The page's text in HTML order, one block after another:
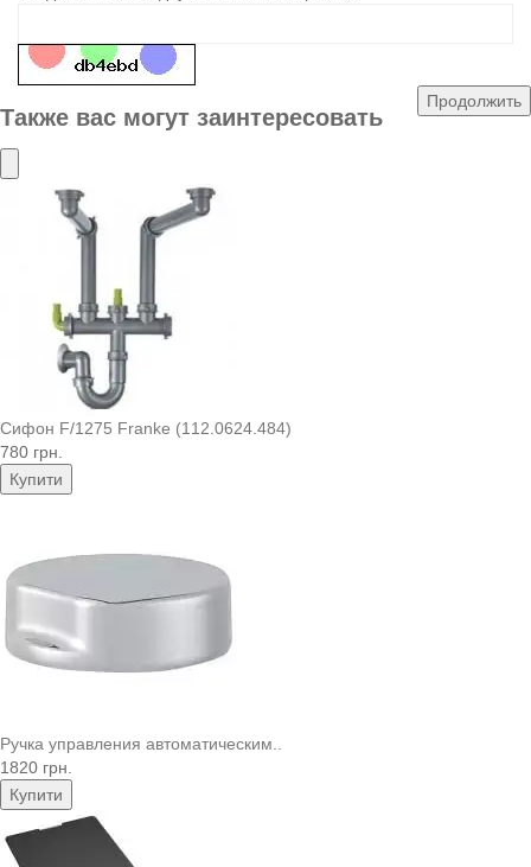
Продолжить
Также вас могут заинтересовать
Сифон F/1275 Franke (112.0624.484)
780 грн.
Купити
Ручка управления автоматическим..
1820 грн.
Купити